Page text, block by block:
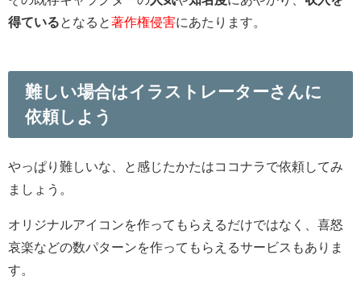
得ている となると著作権侵害にあたります。
難しい場合はイラストレーターさんに
依頼しよう
やっぱり難しいな、と感じたかたはココナラで依頼してみ
ましょう。
オリジナルアイコンを作ってもらえるだけではなく、喜怒
哀楽などの数パターンを作ってもらえるサービスもありま
す。